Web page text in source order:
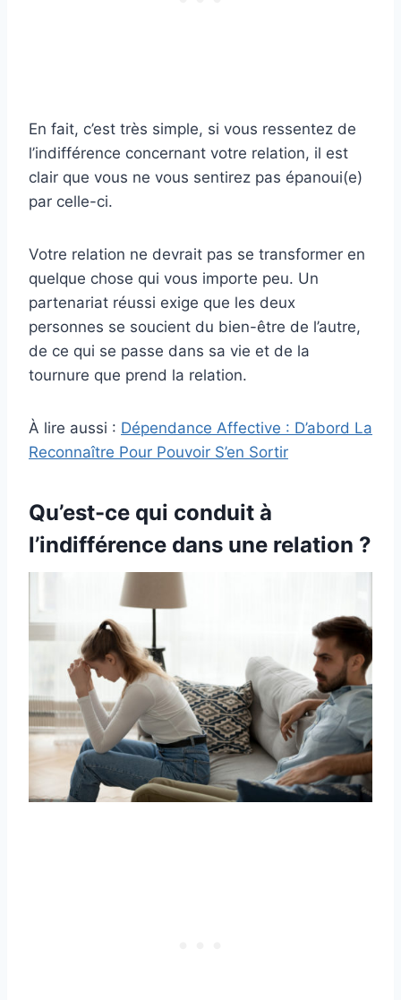
En fait, c’est très simple, si vous ressentez de
l’indifférence concernant votre relation, il est
clair que vous ne vous sentirez pas épanoui(e)
par celle-ci.
Votre relation ne devrait pas se transformer en
quelque chose qui vous importe peu. Un
partenariat réussi exige que les deux
personnes se soucient du bien-être de l’autre,
de ce qui se passe dans sa vie et de la
tournure que prend la relation.
À lire aussi : Dépendance Affective : D’abord La
Reconnaître Pour Pouvoir S’en Sortir
Qu’est-ce qui conduit à
l’indifférence dans une relation ?